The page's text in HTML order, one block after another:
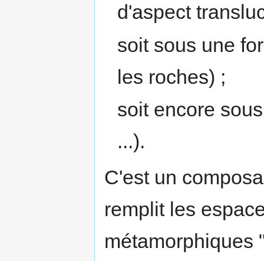
d'aspect
soit sous une
les roches) ;
soit encore
...).
C'est un
remplit les
métamorphiques